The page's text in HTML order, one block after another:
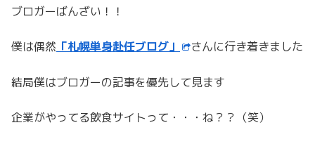
ブロガーばんざい！！
僕は偶然 「札幌単身赴任ブログ」 さんに行き着きました
結局僕はブロガーの記事を優先して見ます
企業がやってる飲食サイトって・・・ね？？（笑）